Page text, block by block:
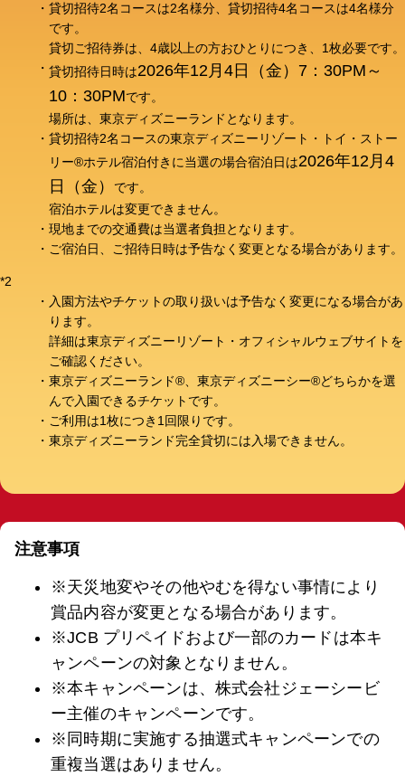
貸切招待2名コースは2名様分、貸切招待4名コースは4名様分
です。
貸切ご招待券は、4歳以上の方おひとりにつき、1枚必要です。
貸切招待日時は2026年12月4日（金）7：30PM～
10：30PMです。
場所は、東京ディズニーランドとなります。
貸切招待2名コースの東京ディズニーリゾート・トイ・ストー
リー®ホテル宿泊付きに当選の場合宿泊日は2026年12月4
日（金）
です。
宿泊ホテルは変更できません。
現地までの交通費は当選者負担となります。
ご宿泊日、ご招待日時は予告なく変更となる場合があります。
*2
入園方法やチケットの取り扱いは予告なく変更になる場合があ
ります。
詳細は東京ディズニーリゾート・オフィシャルウェブサイトを
ご確認ください。
東京ディズニーランド®、東京ディズニーシー®どちらかを選
んで入園できるチケットです。
ご利用は1枚につき1回限りです。
東京ディズニーランド完全貸切には入場できません。
注意事項
※天災地変やその他やむを得ない事情により
賞品内容が変更となる場合があります。
※JCB プリペイドおよび一部のカードは本キ
ャンペーンの対象となりません。
※本キャンペーンは、株式会社ジェーシービ
ー主催のキャンペーンです。
※同時期に実施する抽選式キャンペーンでの
重複当選はありません。